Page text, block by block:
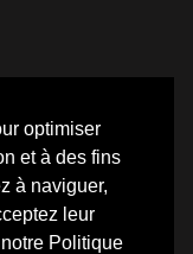
optimiser
et à des fins
à naviguer,
leur
Politique